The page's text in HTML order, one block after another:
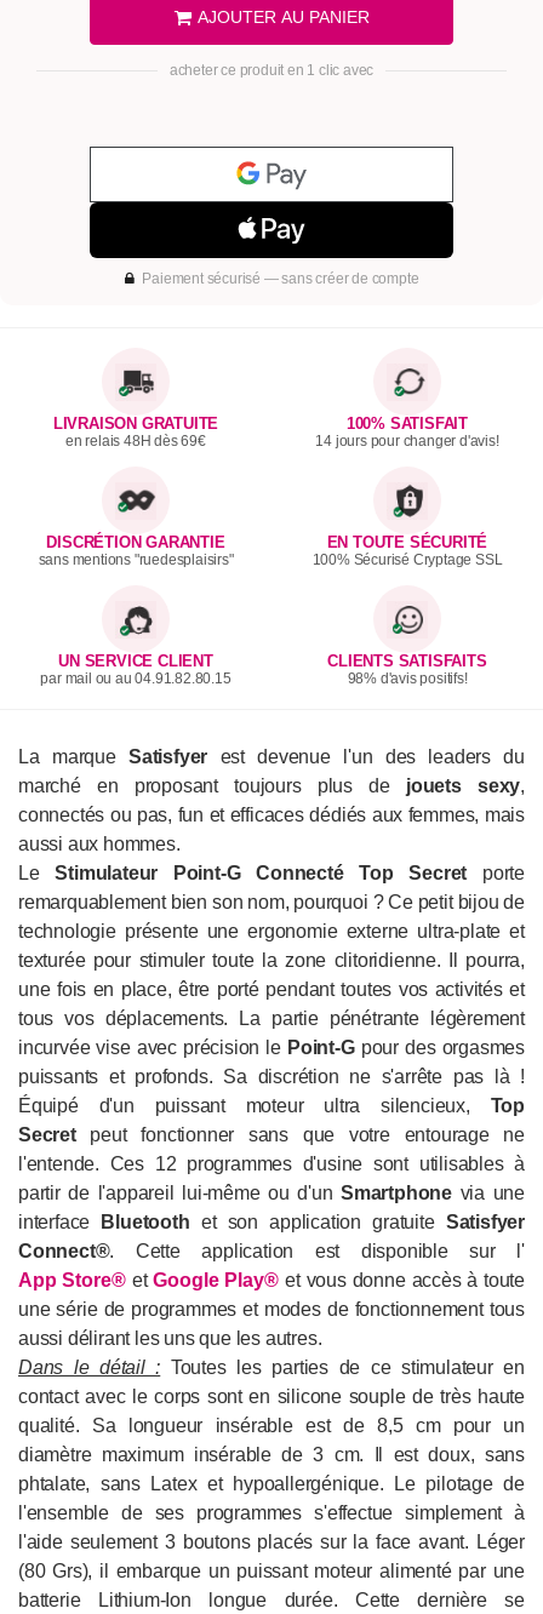
AJOUTER AU PANIER
acheter ce produit en 1 clic avec
Paiement sécurisé — sans créer de compte
LIVRAISON GRATUITE
en relais 48H dès 69€
100% SATISFAIT
14 jours pour changer d'avis!
DISCRÉTION GARANTIE
sans mentions "ruedesplaisirs"
EN TOUTE SÉCURITÉ
100% Sécurisé Cryptage SSL
UN SERVICE CLIENT
par mail ou au 04.91.82.80.15
CLIENTS SATISFAITS
98% d'avis positifs!
La marqueSatisfyer est devenue l'un des leaders du
marché en proposant toujours plus de jouets sexy,
connectés ou pas, fun et efficaces dédiés aux femmes, mais
aussi aux hommes.
LeStimulateur Point-G Connecté Top Secret porte
remarquablement bien son nom, pourquoi ? Ce petit bijou de
technologie présente une ergonomie externe ultra-plate et
texturée pour stimuler toute la zone clitoridienne. Il pourra,
une fois en place, être porté pendant toutes vos activités et
tous vos déplacements. La partie pénétrante légèrement
incurvée vise avec précision le Point-Gpour des orgasmes
puissants et profonds. Sa discrétion ne s'arrête pas là !
Équipé d'un puissant moteur ultra silencieux, Top
Secretpeut fonctionner sans que votre entourage ne
l'entende. Ces 12 programmes d'usine sont utilisables à
partir de l'appareil lui-même ou d'unSmartphone via une
interface
Bluetooth et son application gratuite Satisfyer
Connect®. Cette application est disponible sur l'
App Store® etGoogle Play® et vous donne accès à toute
une série de programmes et modes de fonctionnement tous
aussi délirant les uns que les autres.
Dans le détail : Toutes les parties de ce stimulateur en
contact avec le corps sont en silicone souple de très haute
qualité. Sa longueur insérable est de 8,5 cm pour un
diamètre maximum insérable de 3 cm. Il est doux, sans
phtalate, sans Latex et hypoallergénique. Le pilotage de
l'ensemble de ses programmes s'effectue simplement à
l'aide seulement 3 boutons placés sur la face avant. Léger
(80 Grs), il embarque un puissant moteur alimenté par une
batterie Lithium-Ion longue durée. Cette dernière se